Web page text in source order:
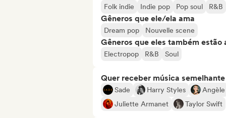
Folk indie Indie pop Pop soul R&B
Gêneros que ele/ela ama
Dream pop Nouvelle scene
Gêneros que eles também estão
Electropop R&B Soul
Quer receber música
Sade Harry Styles
Angèle
Juliette Armanet
Taylor Swift